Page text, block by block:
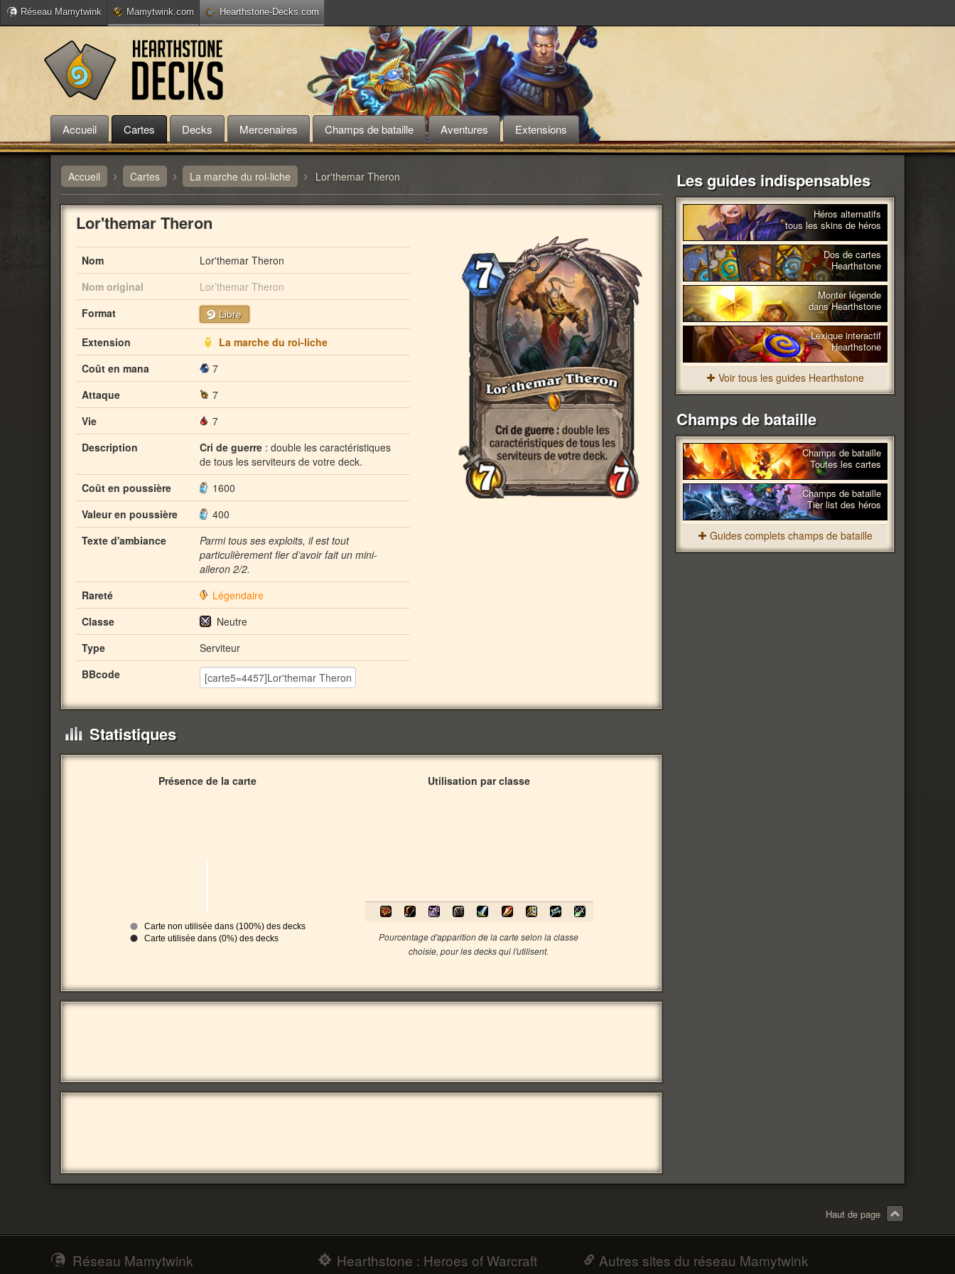
Réseau Mamytwink Mamytwink.com Hearthstone-Decks.com
Accueil Cartes Decks Mercenaires Champs de bataille Aventures Extensions
Accueil › Cartes › La marche du roi-liche › Lor'themar Theron
Lor'themar Theron
Nom
Lor'themar Theron
Nom original
Lor’themar Theron
Format
Libre
Extension
La marche du roi-liche
Coût en mana
7
Attaque
7
Vie
7
Description
Cri de guerre : double les caractéristiques
de tous les serviteurs de votre deck.
Coût en poussière
1600
Valeur en poussière
400
Texte d'ambiance
Parmi tous ses exploits, il est tout
particulièrement fier d’avoir fait un mini-
aileron 2/2.
Rareté
Légendaire
Classe
Neutre
Type
Serviteur
BBcode
Statistiques
Présence de la carte
Carte non utilisée dans (100%) des decks
Carte utilisée dans (0%) des decks
Utilisation par classe
Pourcentage d'apparition de la carte selon la classe
choisie, pour lesdecks qui l'utilisent.
Les guides indispensables
Héros alternatifs
tous les skins de héros
Dos de cartes
Hearthstone
Monter légende
dans Hearthstone
Lexique interactif
Hearthstone
Voir tous les guides Hearthstone
Champs de bataille
Champs de bataille
Toutes les cartes
Champs de bataille
Tier list des héros
Guides complets champs de bataille
Haut de page
Réseau Mamytwink Hearthstone : Heroes of Warcraft Autres sites du réseau Mamytwink